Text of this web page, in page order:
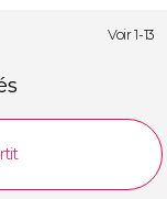
Voir 1-13